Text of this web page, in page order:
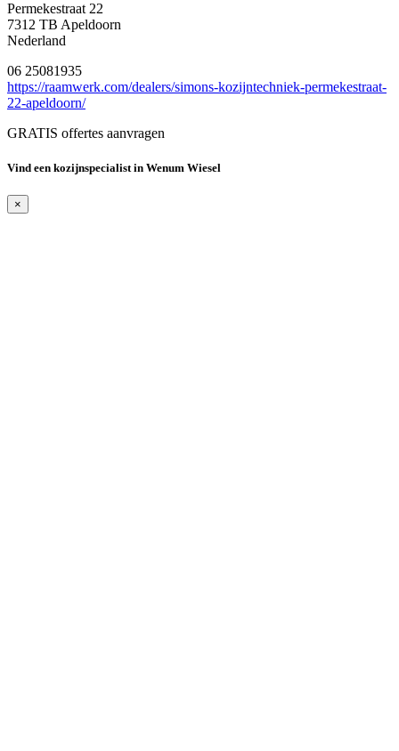
Permekestraat 22
7312 TB Apeldoorn
Nederland
06 25081935
https://raamwerk.com/dealers/simons-kozijntechniek-permekestraat-
22-apeldoorn/
GRATIS offertes aanvragen
Vind een kozijnspecialist in Wenum Wiesel
×